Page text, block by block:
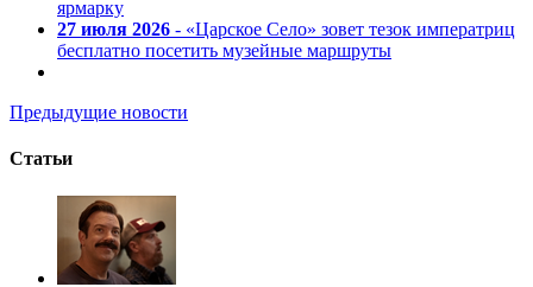
ярмарку
27 июля 2026 - «Царское Село» зовет тезок императриц
бесплатно посетить музейные маршруты
Предыдущие новости
Статьи